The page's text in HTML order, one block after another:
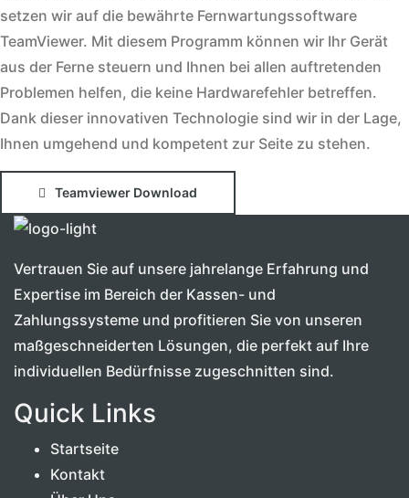
setzen wir auf die bewährte Fernwartungssoftware
TeamViewer. Mit diesem Programm können wir Ihr Gerät
aus der Ferne steuern und Ihnen bei allen auftretenden
Problemen helfen, die keine Hardwarefehler betreffen.
Dank dieser innovativen Technologie sind wir in der Lage,
Ihnen umgehend und kompetent zur Seite zu stehen.
Teamviewer Download
Vertrauen Sie auf unsere jahrelange Erfahrung und
Expertise im Bereich der Kassen- und
Zahlungssysteme und profitieren Sie von unseren
maßgeschneiderten Lösungen, die perfekt auf Ihre
individuellen Bedürfnisse zugeschnitten sind.
Quick Links
Startseite
Kontakt